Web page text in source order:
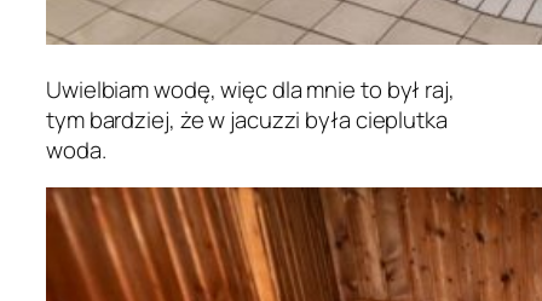
Uwielbiam wodę, więc dla mnie to był raj,
tym bardziej, że w jacuzzi była cieplutka
woda.